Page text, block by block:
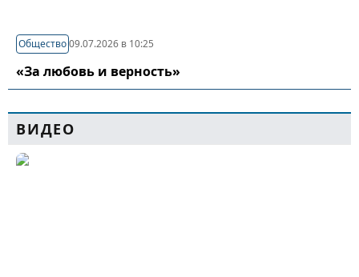
Общество09.07.2026 в 10:25
«За любовь и верность»
ВИДЕО